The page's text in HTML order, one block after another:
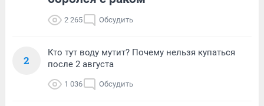
2 265 Обсудить
2
Кто тут воду мутит? Почему нельзя купаться
после 2 августа
1 036 Обсудить